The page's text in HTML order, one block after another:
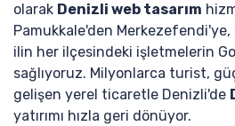
olarak Denizli web tasarım
Pamukkale'den
ilin her ilçesindeki işletmelerin
sağlıyoruz. Milyonlarca turist,
gelişen yerel ticaretle Denizli'de
yatırımı hızla geri dönüyor.